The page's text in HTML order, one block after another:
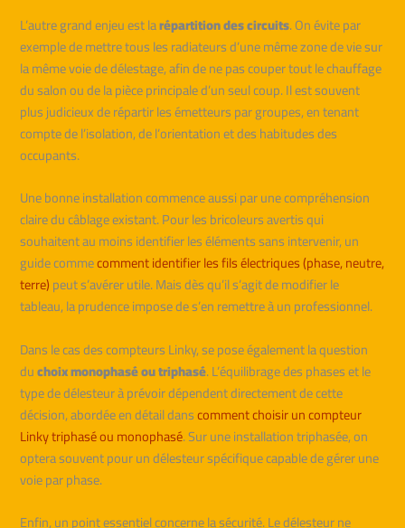
L’autre grand enjeu est larépartition des circuits. On évite par
exemple de mettre tous les radiateurs d’une même zone de vie sur
la même voie de délestage, afin de ne pas couper tout le chauffage
du salon ou de la pièce principale d’un seul coup. Il est souvent
plus judicieux de répartir les émetteurs par groupes, en tenant
compte de l’isolation, de l’orientation et des habitudes des
occupants.
Une bonne installation commence aussi par une compréhension
claire du câblage existant. Pour les bricoleurs avertis qui
souhaitent au moins identifier les éléments sans intervenir, un
guide commecomment identifier les fils électriques (phase, neutre,
terre)peut s’avérer utile. Mais dès qu’il s’agit de modifier le
tableau, la prudence impose de s’en remettre à un professionnel.
Dans le cas des compteurs Linky, se pose également la question
duchoix monophasé ou triphasé. L’équilibrage des phases et le
type de délesteur à prévoir dépendent directement de cette
décision, abordée en détail danscomment choisir un compteur
Linky triphasé ou monophasé. Sur une installation triphasée, on
optera souvent pour un délesteur spécifique capable de gérer une
voie par phase.
Enfin, un point essentiel concerne la sécurité. Le délesteur ne